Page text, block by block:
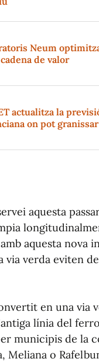
Neum
de valor
actualitza la
on pot
aquesta
aquesta nova
verda eviten
en una via
línia del
municipis de la
Meliana o